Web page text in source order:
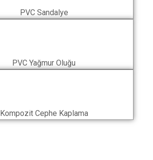
PVC Sandalye
PVC Yağmur Oluğu
Kompozit Cephe Kaplama